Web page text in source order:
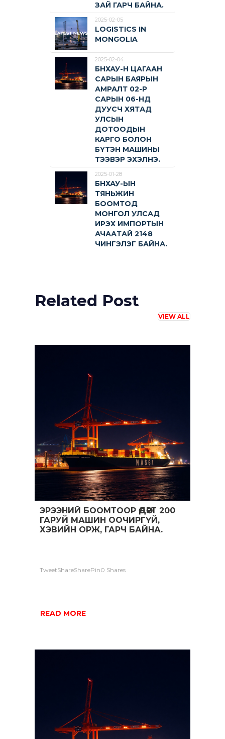
ЗАЙ ГАРЧ БАЙНА.
2025-02-05
LOGISTICS IN
MONGOLIA
2025-02-04
БНХАУ-Н ЦАГААН
САРЫН БАЯРЫН
АМРАЛТ 02-Р
САРЫН 06-НД
ДУУСЧ ХЯТАД
УЛСЫН
ДОТООДЫН
КАРГО БОЛОН
БҮТЭН МАШИНЫ
ТЭЭВЭР ЭХЭЛНЭ.
2025-01-28
БНХАУ-ЫН
ТЯНЬЖИН
БООМТОД
МОНГОЛ УЛСАД
ИРЭХ ИМПОРТЫН
АЧААТАЙ 2148
ЧИНГЭЛЭГ БАЙНА.
Related Post
VIEW ALL
ЭРЭЭНИЙ БООМТООР ӨДӨРТ 200
ГАРУЙ МАШИН ООЧИРГҮЙ,
ХЭВИЙН ОРЖ, ГАРЧ БАЙНА.
TweetShareSharePin0 Shares
READ MORE